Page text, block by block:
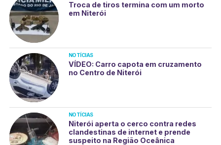
Troca de tiros termina com um morto
em Niterói
NOTÍCIAS
VÍDEO: Carro capota em cruzamento
no Centro de Niterói
NOTÍCIAS
Niterói aperta o cerco contra redes
clandestinas de internet e prende
suspeito na Região Oceânica